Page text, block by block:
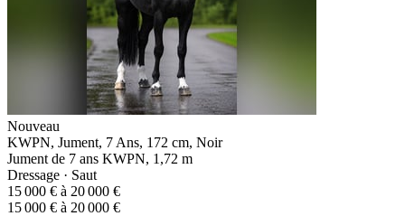
Nouveau
KWPN, Jument, 7 Ans, 172 cm, Noir
Jument de 7 ans KWPN, 1,72 m
Dressage · Saut
15 000 € à 20 000 €
15 000 € à 20 000 €